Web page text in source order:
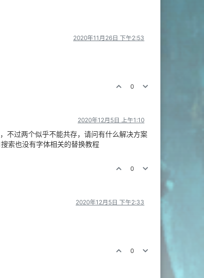
2020年11月26日 下午2:53
0
2020年12月5日 上午1:10
不过两个似乎不能共存，请问有什么解决方案
索也没有字体相关的替换教程
0
2020年12月5日 下午2:33
0